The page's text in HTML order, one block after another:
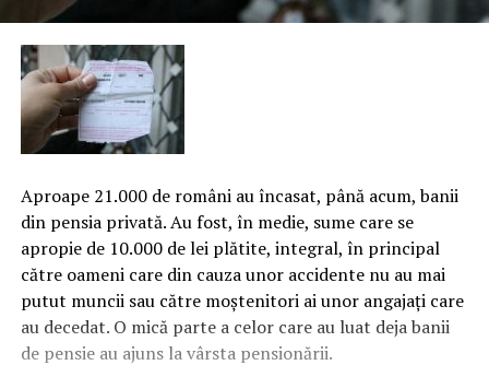
Aproape 21.000 de români au încasat, până acum, banii
din pensia privată. Au fost, în medie, sume care se
apropie de 10.000 de lei plătite, integral, în principal
către oameni care din cauza unor accidente nu au mai
putut muncii sau către moştenitori ai unor angajaţi care
au decedat. O mică parte a celor care au luat deja banii
de pensie au ajuns la vârsta pensionării.